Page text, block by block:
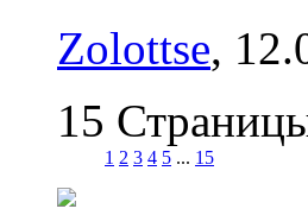
Zolottse,
15
1 2 3 4 5 ... 15